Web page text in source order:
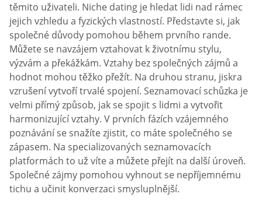
těmito uživateli. Niche dating je hledat lidi nad rámec
jejich vzhledu a fyzických vlastností. Představte si, jak
společné důvody pomohou během prvního rande.
Můžete se navzájem vztahovat k životnímu stylu,
výzvám a překážkám. Vztahy bez společných zájmů a
hodnot mohou těžko přežít. Na druhou stranu, jiskra
vzrušení vytvoří trvalé spojení. Seznamovací schůzka je
velmi přímý způsob, jak se spojit s lidmi a vytvořit
harmonizující vztahy. V prvních fázích vzájemného
poznávání se snažíte zjistit, co máte společného se
zápasem. Na specializovaných seznamovacích
platformách to už víte a můžete přejít na další úroveň.
Společné zájmy pomohou vyhnout se nepříjemnému
tichu a učinit konverzaci smysluplnější.